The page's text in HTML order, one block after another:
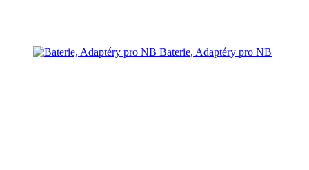
Baterie, Adaptéry pro NB